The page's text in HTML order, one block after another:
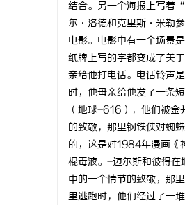
结合。另一个海报上写着
尔·洛德和克里斯·米勒参
电影。电影中有一个场景
纸牌上写的字都变成了关
亲给他打电话。电话铃声
时，他母亲给他发了一条
（地球-616），他们被
的致敬，那里钢铁侠对蜘
的，这是对1984年漫画《
棍毒液。-迈尔斯和彼得在
中的一个情节的致敬，那
里逃跑时，他们经过了一